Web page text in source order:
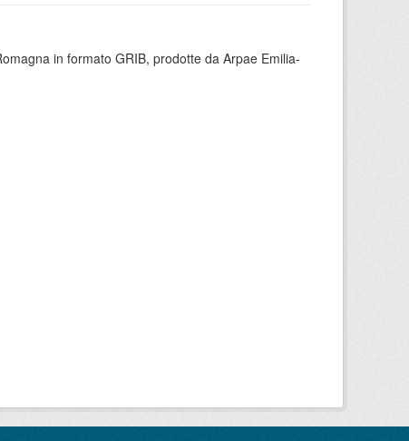
in formato GRIB, prodotte da Arpae Emilia-